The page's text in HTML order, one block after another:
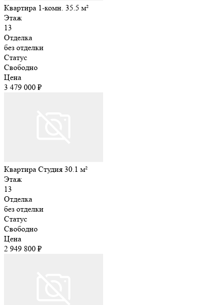
Квартира 1-комн. 35.5 м²
Этаж
13
Отделка
без отделки
Статус
Свободно
Цена
3 479 000 ₽
Квартира Студия 30.1 м²
Этаж
13
Отделка
без отделки
Статус
Свободно
Цена
2 949 800 ₽